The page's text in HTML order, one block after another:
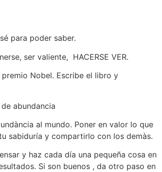
para poder saber.
ser valiente, HACERSE VER.
Nobel. Escribe el libro y
abundancia
al mundo. Poner en valor lo que
sabiduría y compartirlo con los demàs.
y haz cada día una pequeña cosa en
Si son buenos , da otro paso en